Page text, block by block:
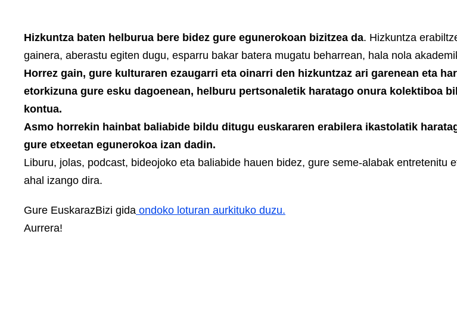
Hizkuntza baten helburua bere bidez gure egunerokoan bizitzea da. Hizkuntza
gainera, aberastu egiten dugu, esparru bakar batera mugatu beharrean, hala nola
Horrez gain, gure kulturaren ezaugarri eta oinarri den hizkuntzaz ari garenean eta
etorkizuna gure esku dagoenean, helburu pertsonaletik haratago onura kolektiboa
kontua.
Asmo horrekin hainbat baliabide bildu ditugu euskararen erabilera ikastolatik
gure etxeetan egunerokoa izan dadin.
Liburu, jolas, podcast, bideojoko eta baliabide hauen bidez, gure seme-alabak entretenitu
ahal izango dira.
Gure EuskarazBizi gida ondoko loturan aurkituko duzu.
Aurrera!